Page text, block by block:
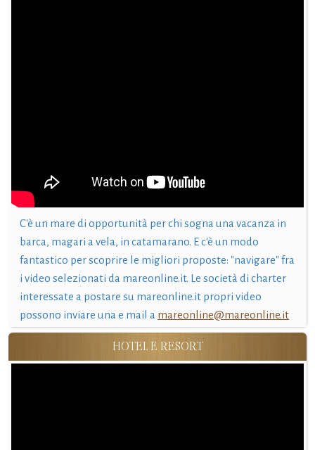
C'è un mare di opportunità per chi sogna una vacanza in
barca, magari a vela, in catamarano. E c'è un modo
fantastico per scoprire le migliori proposte: "navigare" fra
i video selezionati da mareonline.it. Le società di charter
interessate a postare su mareonline.it propri video
possono inviare una e mail a mareonline@mareonline.it
HOTEL E RESORT